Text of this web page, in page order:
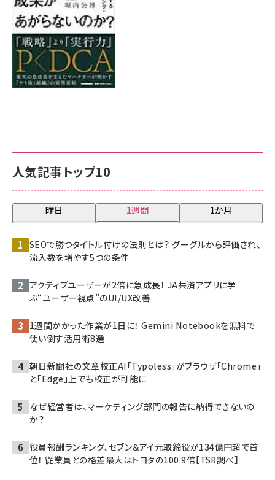
人気記事トップ10
昨日 1週間 1か月
SEOで勝つタイトル付けの法則とは？ グーグルから評価され、
流入数を増やす5つの条件
アクティブユーザーが2倍に急成長！ JA共済アプリに学
ぶ“ユーザー視点”のUI/UX改善
1週間かかった作業が1日に！ Gemini Notebookを無料で
使い倒す活用術8選
朝日新聞社の文章校正AI「Typoless」がブラウザ「Chrome」
と「Edge」上でも校正が可能に
なぜ経営者は、マーケティング部門の報告に納得できないの
か？
役員報酬ランキング、セブン＆アイ元取締役が134億円超で首
位！ 従業員との格差最大はトヨタの100.9倍【TSR調べ】